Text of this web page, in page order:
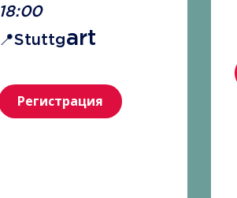
18:00
📍Stuttgart
Регистрация